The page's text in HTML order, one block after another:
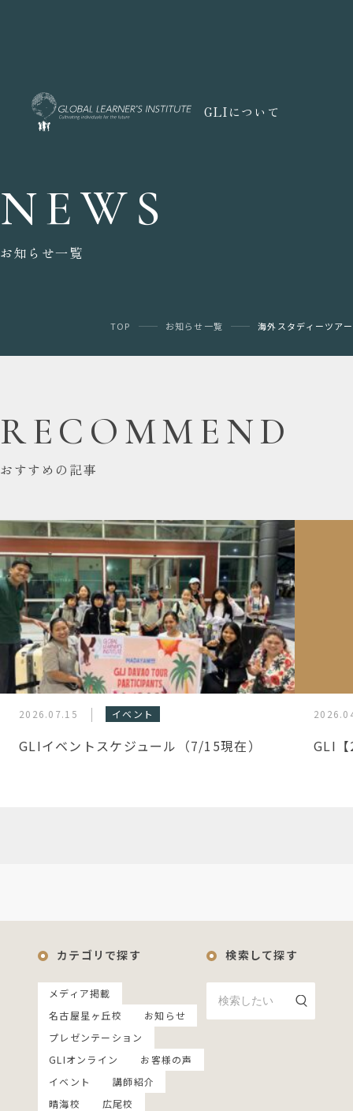
GLIについて
NEWS
お知らせ一覧
TOP お知らせ一覧 海外スタディーツアー
RECOMMEND
おすすめの記事
2026.07.15 イベント
GLIイベントスケジュール（7/15現在） GLI
カテゴリで探す
メディア掲載
名古屋星ヶ丘校
お知らせ
プレゼンテーション
GLIオンライン
お客様の声
イベント
講師紹介
晴海校
広尾校
検索して探す